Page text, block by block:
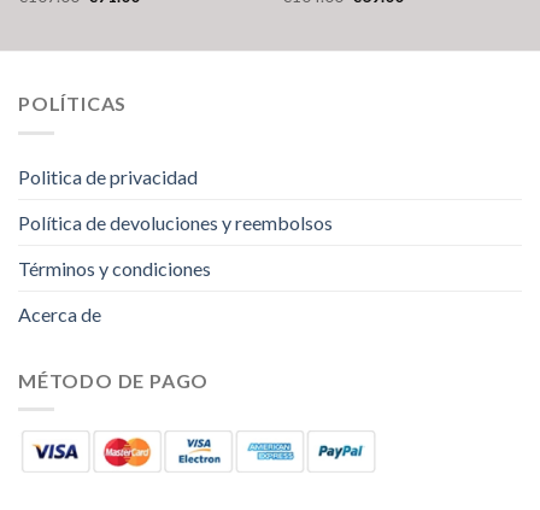
POLÍTICAS
Politica de privacidad
Política de devoluciones y reembolsos
Términos y condiciones
Acerca de
MÉTODO DE PAGO